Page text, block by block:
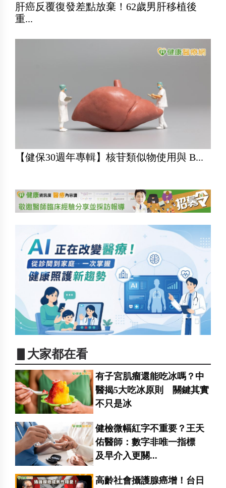
肝癌反覆復發差點放棄！62歲男肝移植後
重...
【健保30週年專輯】核苷類似物使用與 B...
▋大家都在看
有子宮肌瘤還能吃冰嗎？中
醫揭5大吃冰原則 關鍵其實
不只是冰
健檢微幅紅字不重要？王天
佑醫師：數字非唯一指標
及早介入更關...
高齡社會攝護腺癌增！台日